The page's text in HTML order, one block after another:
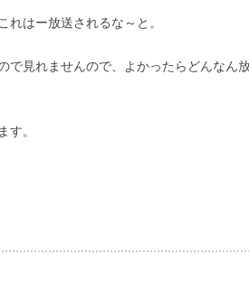
れはー放送されるな～と。
で見れませんので、よかったらどんなん
す。